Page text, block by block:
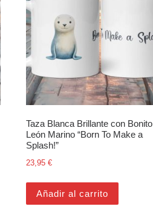
Taza Blanca Brillante con Bonito
León Marino “Born To Make a
Splash!”
23,95 €
Añadir al carrito